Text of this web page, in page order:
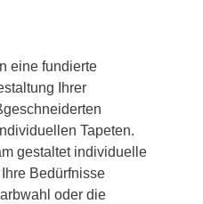
eine fundierte
Ihrer
Tapeten.
gestaltet individuelle
Bedürfnisse
oder die